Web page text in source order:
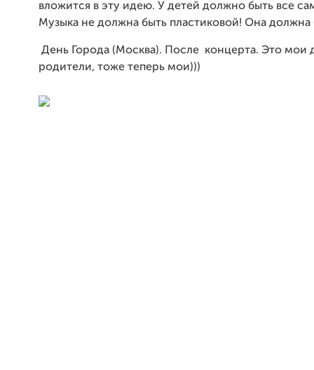
вложится в эту идею. У детей должно быть все
Музыка не должна быть пластиковой! Она должна
День Города (Москва). После концерта. Это мои
родители, тоже теперь мои)))